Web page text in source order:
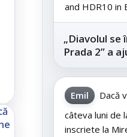
and HDR10 in
„Diavolul se
Prada 2” a
după
Emil
Dacă
câteva luni de
inscriete la